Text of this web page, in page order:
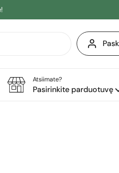
Atsiimate?
Pasirinkite parduotuvę